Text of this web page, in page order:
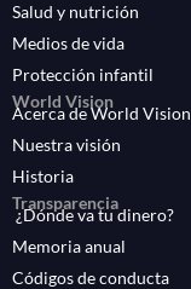
Salud y nutrición
Medios de vida
Protección infantil
World Vision
Acerca de World Vision
Nuestra visión
Historia
Transparencia
¿Dónde va tu dinero?
Memoria anual
Códigos de conducta